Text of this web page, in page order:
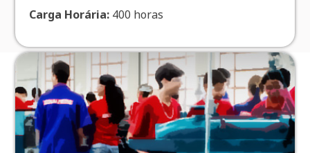
Carga Horária: 400 horas